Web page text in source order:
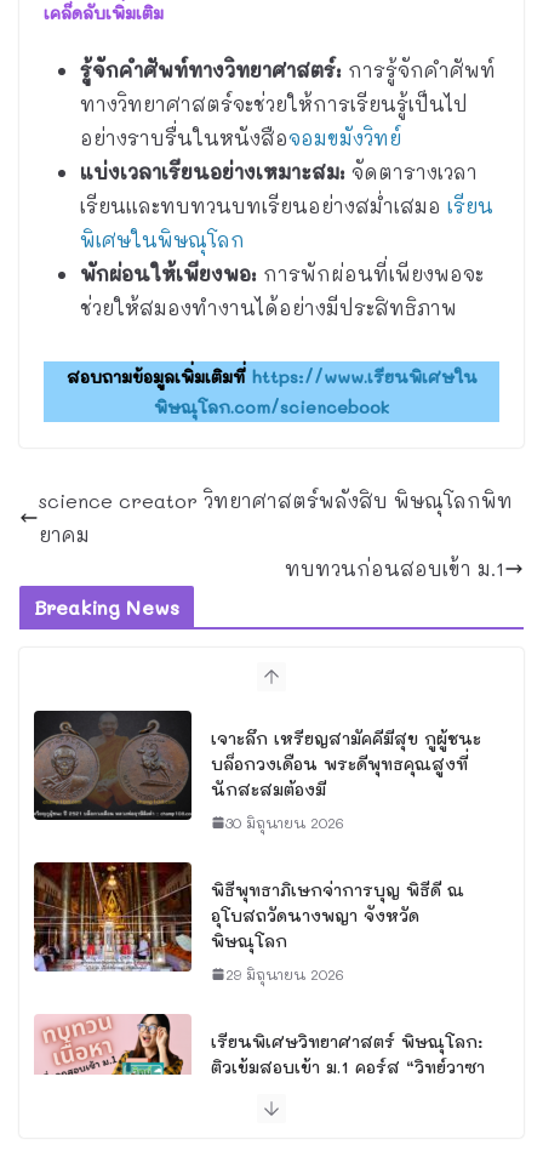
เคล็ดลับเพิ่มเติม
รู้จักคำศัพท์ทางวิทยาศาสตร์: การรู้จักคำศัพท์
ทางวิทยาศาสตร์จะช่วยให้การเรียนรู้เป็นไป
อย่างราบรื่นในหนังสือจอมขมังวิทย์
แบ่งเวลาเรียนอย่างเหมาะสม: จัดตารางเวลา
เรียนและทบทวนบทเรียนอย่างสม่ำเสมอ เรียน
พิเศษในพิษณุโลก
พักผ่อนให้เพียงพอ: การพักผ่อนที่เพียงพอจะ
ช่วยให้สมองทำงานได้อย่างมีประสิทธิภาพ
สอบถามข้อมูลเพิ่มเติมที่ https://www.เรียนพิเศษใน
พิษณุโลก.com/sciencebook
science creator วิทยาศาสตร์พลังสิบ พิษณุโลกพิท
ยาคม
ทบทวนก่อนสอบเข้า ม.1
Breaking News
เจาะลึก เหรียญสามัคคีมีสุข กูผู้ชนะ
บล็อกวงเดือน พระดีพุทธคุณสูงที่
นักสะสมต้องมี
30 มิถุนายน 2026
พิธีพุทธาภิเษกจ่าการบุญ พิธีดี ณ
อุโบสถวัดนางพญา จังหวัด
พิษณุโลก
29 มิถุนายน 2026
เรียนพิเศษวิทยาศาสตร์ พิษณุโลก:
ติวเข้มสอบเข้า ม.1 คอร์ส “วิทย์วาซา